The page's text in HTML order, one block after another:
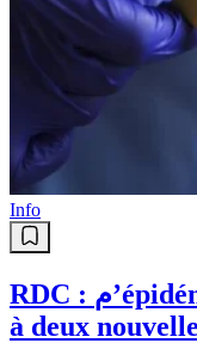
Info
RDC : م’épidémie d’Ebola s’étend
à deux